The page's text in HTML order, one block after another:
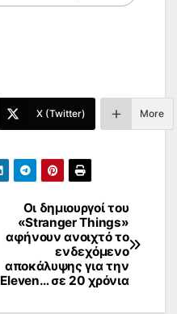
X (Twitter) More
Οι δημιουργοί του
«Stranger Things»
αφήνουν ανοιχτό το
ενδεχόμενο
αποκάλυψης για την
Eleven… σε 20 χρόνια